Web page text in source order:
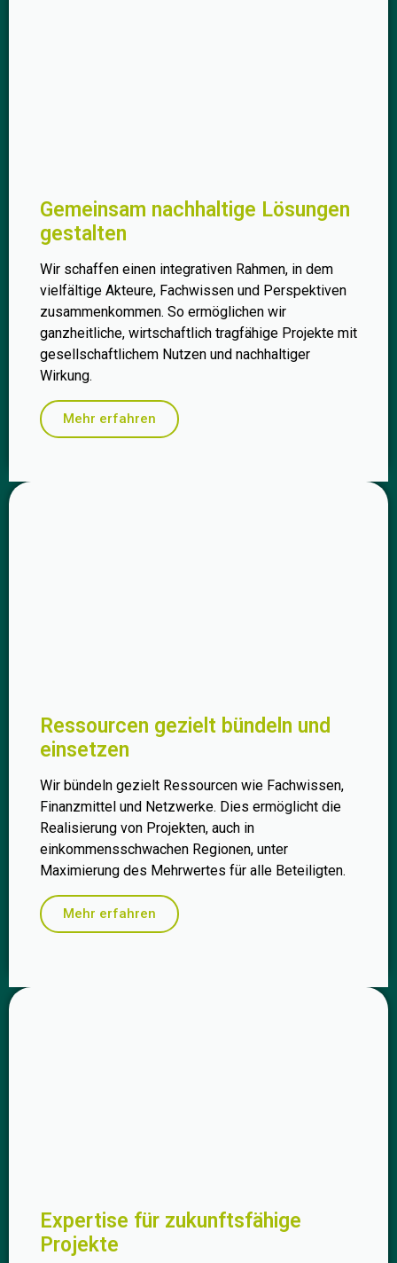
Gemeinsam nachhaltige Lösungen
gestalten
Wir schaffen einen integrativen Rahmen, in dem
vielfältige Akteure, Fachwissen und Perspektiven
zusammenkommen. So ermöglichen wir
ganzheitliche, wirtschaftlich tragfähige Projekte mit
gesellschaftlichem Nutzen und nachhaltiger
Wirkung.
Mehr erfahren
Ressourcen gezielt bündeln und
einsetzen
Wir bündeln gezielt Ressourcen wie Fachwissen,
Finanzmittel und Netzwerke. Dies ermöglicht die
Realisierung von Projekten, auch in
einkommensschwachen Regionen, unter
Maximierung des Mehrwertes für alle Beteiligten.
Mehr erfahren
Expertise für zukunftsfähige
Projekte